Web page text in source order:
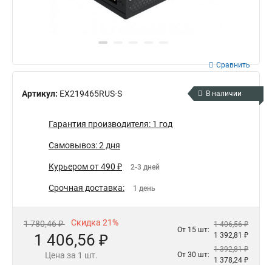
Артикул: EX219465RUS-S
Сравнить
В наличии
Гарантия производителя: 1 год
Самовывоз: 2 дня
Курьером от 490 ₽ 2-3 дней
Срочная доставка: 1 день
1 780,46 ₽ Скидка 21%
1 406,56 ₽
Цена за 1 шт.
От 15 шт:
1 406,56 ₽
1 392,81 ₽
От 30 шт:
1 392,81 ₽
1 378,24 ₽